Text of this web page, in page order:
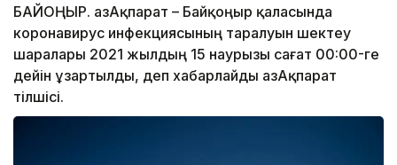
БАЙҚОҢЫР. ҚазАқпарат – Байқоңыр қаласында
коронавирус инфекциясының таралуын шектеу
шаралары 2021 жылдың 15 наурызы сағат 00:00-ге
дейін ұзартылды, деп хабарлайды ҚазАқпарат
тілшісі.